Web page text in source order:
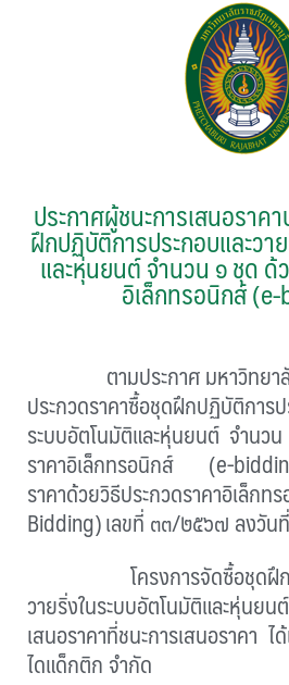
ประกาศผู้ชนะการเสนอราค
ฝึกปฏิบัติการประกอบและวา
และหุ่นยนต์ จำนวน ๑ ชุด ด้
อิเล็กทรอนิกส์
ตามประกาศ มหาวิทยาลั
ประกวดราคาซื้อชุดฝึกปฏิบัติการป
ระบบอัตโนมัติและหุ่นยนต์ จำนว
ราคาอิเล็กทรอนิกส์ (e-
ราคาด้วยวิธีประกวดราค
Bidding)เลขที่ ๓๓/๒๕๖๗ ลงวันที่
โครงการจัดซื้อชุด
วายริ่งในระบบอัตโนมัติและหุ่น
เสนอราคาที่ชนะการเสนอราคา ไ
ไดแด็กติก จำกัด